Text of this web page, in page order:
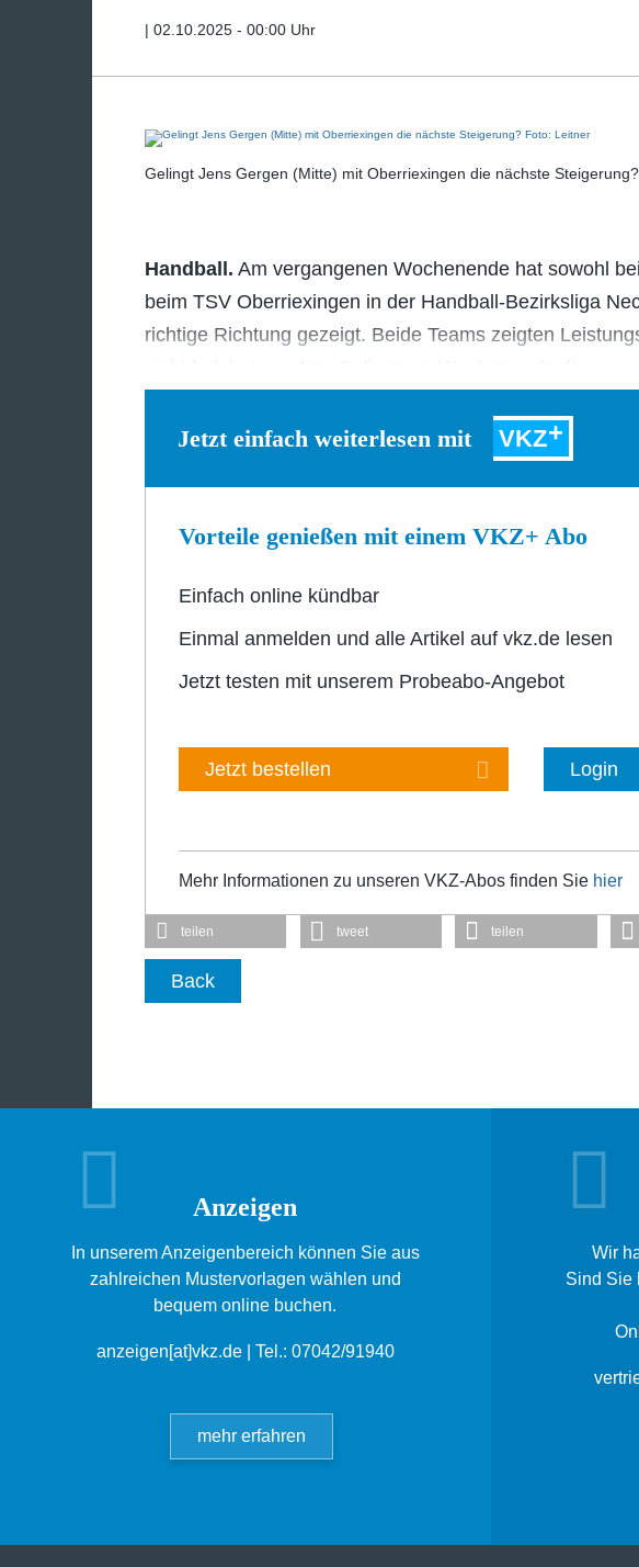
| 02.10.2025 - 00:00 Uhr
Gelingt Jens Gergen (Mitte) mit Oberriexingen die nächste Steigerung?
Handball. Am vergangenen Wochenende hat sowohl
beim TSV Oberriexingen in der Handball-Bezirksliga
richtige Richtung gezeigt. Beide Teams zeigten
Jetzt einfach weiterlesen mit VKZ
Vorteile genießen mit einem VKZ+ Abo
Einfach online kündbar
Einmal anmelden und alle Artikel auf vkz.de lesen
Jetzt testen mit unserem Probeabo-Angebot
Jetzt bestellen Login
Mehr Informationen zu unseren VKZ-Abos finden Sie hier
teilen tweet teilen
Back
Anzeigen
In unserem Anzeigenbereich können Sie aus
zahlreichen Mustervorlagen wählen und
bequem online buchen.
anzeigen[at]vkz.de| Tel.: 07042/91940
mehr erfahren
Wir
Sind Sie